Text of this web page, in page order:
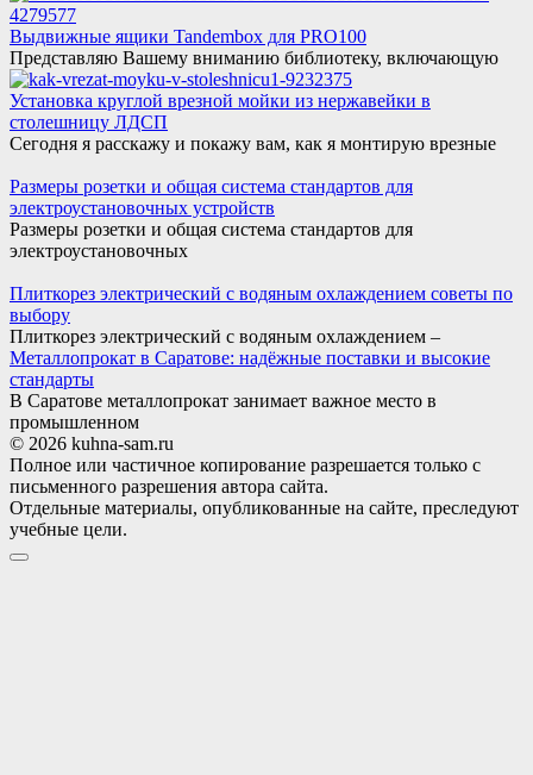
Выдвижные ящики Tandembox для PRO100
Представляю Вашему вниманию библиотеку, включающую
Установка круглой врезной мойки из нержавейки в
столешницу ЛДСП
Сегодня я расскажу и покажу вам, как я монтирую врезные
Размеры розетки и общая система стандартов для
электроустановочных устройств
Размеры розетки и общая система стандартов для
электроустановочных
Плиткорез электрический с водяным охлаждением советы по
выбору
Плиткорез электрический с водяным охлаждением –
Металлопрокат в Саратове: надёжные поставки и высокие
стандарты
В Саратове металлопрокат занимает важное место в
промышленном
© 2026 kuhna-sam.ru
Полное или частичное копирование разрешается только с
письменного разрешения автора сайта.
Отдельные материалы, опубликованные на сайте, преследуют
учебные цели.